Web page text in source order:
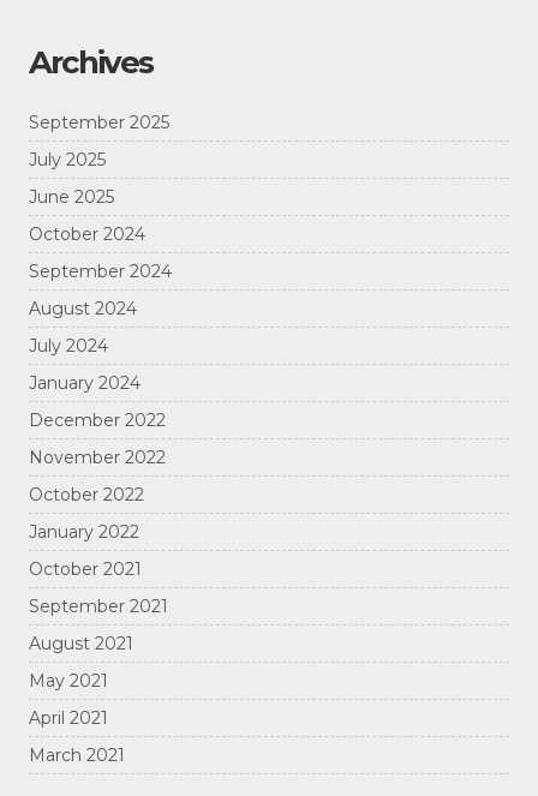
Archives
September 2025
July 2025
June 2025
October 2024
September 2024
August 2024
July 2024
January 2024
December 2022
November 2022
October 2022
January 2022
October 2021
September 2021
August 2021
May 2021
April 2021
March 2021